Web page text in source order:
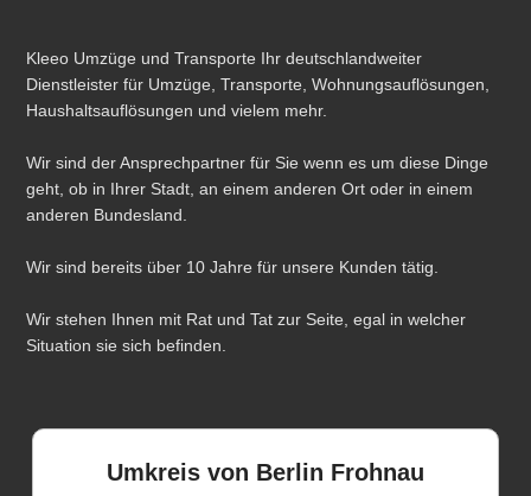
Kleeo Umzüge und Transporte Ihr deutschlandweiter
Dienstleister für Umzüge, Transporte, Wohnungsauflösungen,
Haushaltsauflösungen und vielem mehr.
Wir sind der Ansprechpartner für Sie wenn es um diese Dinge
geht, ob in Ihrer Stadt, an einem anderen Ort oder in einem
anderen Bundesland.
Wir sind bereits über 10 Jahre für unsere Kunden tätig.
Wir stehen Ihnen mit Rat und Tat zur Seite, egal in welcher
Situation sie sich befinden.
Umkreis von Berlin Frohnau